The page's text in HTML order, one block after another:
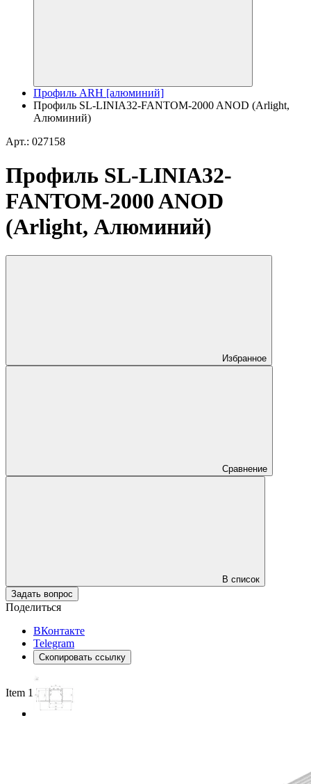
Профиль ARH [алюминий]
Профиль SL-LINIA32-FANTOM-2000 ANOD (Arlight,
Алюминий)
Арт.: 027158
Профиль SL-LINIA32-
FANTOM-2000 ANOD
(Arlight, Алюминий)
Избранное
Сравнение
В список
Задать вопрос
Поделиться
ВКонтакте
Telegram
Скопировать ссылку
Item 1 of 3